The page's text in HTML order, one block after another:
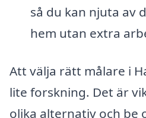
så du kan njuta av
hem utan extra
Att välja rätt målare i
lite forskning. Det är
olika alternativ och be